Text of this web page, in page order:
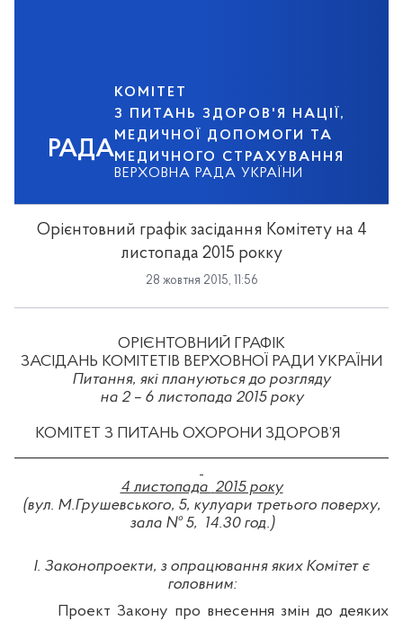
РАДА
КОМІТЕТ
З ПИТАНЬ ЗДОРОВ'Я НАЦІЇ,
МЕДИЧНОЇ ДОПОМОГИ ТА
МЕДИЧНОГО СТРАХУВАННЯ
ВЕРХОВНА РАДА УКРАЇНИ
Орієнтовний графік засідання Комітету на 4
листопада 2015 рокку
28 жовтня 2015, 11:56
ОР ІЄ НТОВНИЙ ГРАФІ К
ЗАСІДАНЬ КОМІТЕТІВ ВЕРХОВНОЇ РАДИ УКРАЇНИ
Питання, які плануються до розгляду
на 2 – 6 листопада 2015 року
КОМІТЕТ З ПИТАНЬ ОХОРОНИ ЗДОРОВ’Я
4 листопада 2015 року
(вул. М.Грушевського, 5, кулуари третього поверху,
зала № 5, 14.30 год.)
І. Законопроекти, з опрацювання яких Комітет є
головним:
Проект Закону про внесення змін до деяких